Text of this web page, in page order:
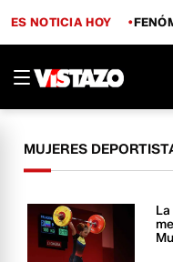
ES NOTICIA HOY
MUJERES